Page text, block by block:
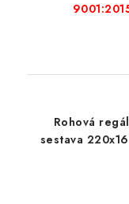
Rohová
sestava